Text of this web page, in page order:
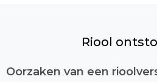
Riool
Oorzaken van een